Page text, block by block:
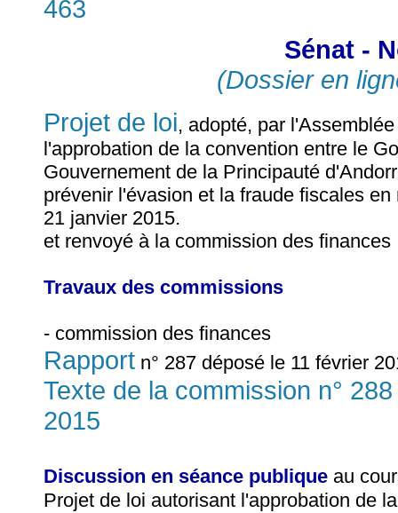
463
Sénat -
(Dossier en
Projet de loi, adopté, par
l'approbation de la convention entre le
Gouvernement de la Principauté
prévenir l'évasion et la fraude fiscales
21 janvier 2015.
et renvoyé à la commission des finances
Travaux des commissions
- commission des finances
Rapport n° 287 déposé le 11 février
Texte de la commission n°
2015
Discussion en séance publique au
Projet de loi autorisant l'approbation de